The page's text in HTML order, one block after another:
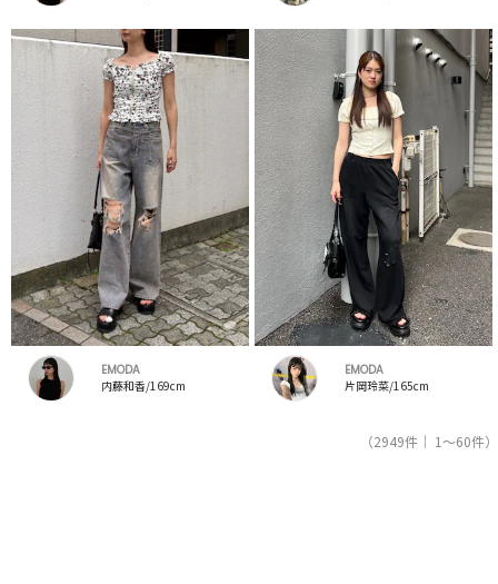
EMODA
内藤和香/169cm
EMODA
片岡玲菜/165cm
（2949件｜ 1～60件）